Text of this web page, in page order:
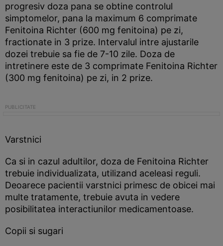
progresiv doza pana se obtine controlul
simptomelor, pana la maximum 6 comprimate
Fenitoina Richter (600 mg fenitoina) pe zi,
fractionate in 3 prize. Intervalul intre ajustarile
dozei trebuie sa fie de 7-10 zile. Doza de
intretinere este de 3 comprimate Fenitoina Richter
(300 mg fenitoina) pe zi, in 2 prize.
Varstnici
Ca si in cazul adultilor, doza de Fenitoina Richter
trebuie individualizata, utilizand aceleasi reguli.
Deoarece pacientii varstnici primesc de obicei mai
multe tratamente, trebuie avuta in vedere
posibilitatea interactiunilor medicamentoase.
Copii si sugari